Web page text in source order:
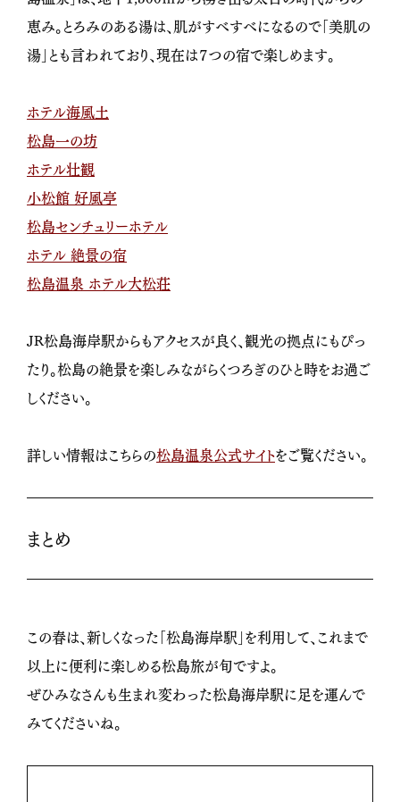
恵み。とろみのある湯は、肌がすべすべになるので「美肌の
湯」とも言われており、現在は７つの宿で楽しめます。
ホテル海風土
松島一の坊
ホテル壮観
小松館 好風亭
松島センチュリーホテル
ホテル 絶景の宿
松島温泉 ホテル大松荘
JR松島海岸駅からもアクセスが良く、観光の拠点にもぴっ
たり。松島の絶景を楽しみながらくつろぎのひと時をお過ご
しください。
詳しい情報はこちらの松島温泉公式サイトをご覧ください。
まとめ
この春は、新しくなった「松島海岸駅」を利用して、これまで
以上に便利に楽しめる松島旅が旬ですよ。
ぜひみなさんも生まれ変わった松島海岸駅に足を運んで
みてくださいね。